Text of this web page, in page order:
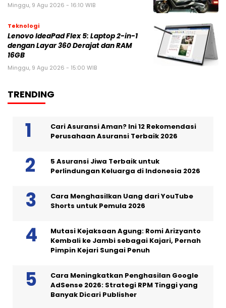
Minggu, 9 Agu 2026 - 16:10 WIB
Teknologi
Lenovo IdeaPad Flex 5: Laptop 2-in-1
dengan Layar 360 Derajat dan RAM
16GB
Minggu, 9 Agu 2026 - 15:00 WIB
TRENDING
Cari Asuransi Aman? Ini 12 Rekomendasi
Perusahaan Asuransi Terbaik 2026
5 Asuransi Jiwa Terbaik untuk
Perlindungan Keluarga di Indonesia 2026
Cara Menghasilkan Uang dari YouTube
Shorts untuk Pemula 2026
Mutasi Kejaksaan Agung: Romi Arizyanto
Kembali ke Jambi sebagai Kajari, Pernah
Pimpin Kejari Sungai Penuh
Cara Meningkatkan Penghasilan Google
AdSense 2026: Strategi RPM Tinggi yang
Banyak Dicari Publisher